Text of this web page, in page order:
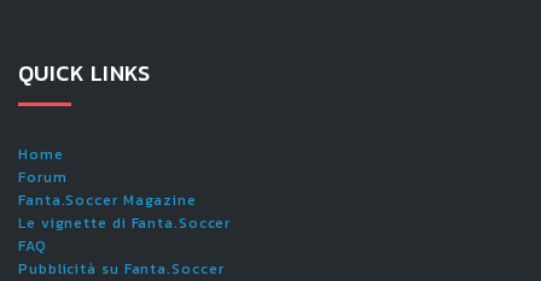
QUICK LINKS
Home
Forum
Fanta.Soccer Magazine
Le vignette di Fanta.Soccer
FAQ
Pubblicità su Fanta.Soccer